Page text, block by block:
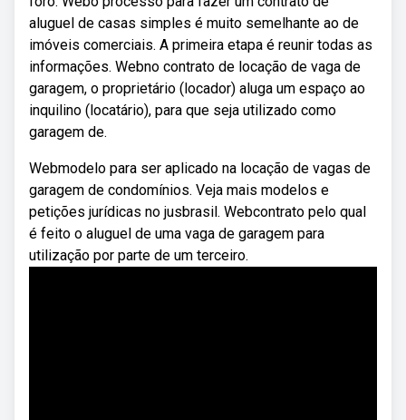
aluguel de casas simples é muito semelhante ao de
imóveis comerciais. A primeira etapa é reunir todas as
informações. Webno contrato de locação de vaga de
garagem, o proprietário (locador) aluga um espaço ao
inquilino (locatário), para que seja utilizado como
garagem de.
Webmodelo para ser aplicado na locação de vagas de
garagem de condomínios. Veja mais modelos e
petições jurídicas no jusbrasil. Webcontrato pelo qual
é feito o aluguel de uma vaga de garagem para
utilização por parte de um terceiro.